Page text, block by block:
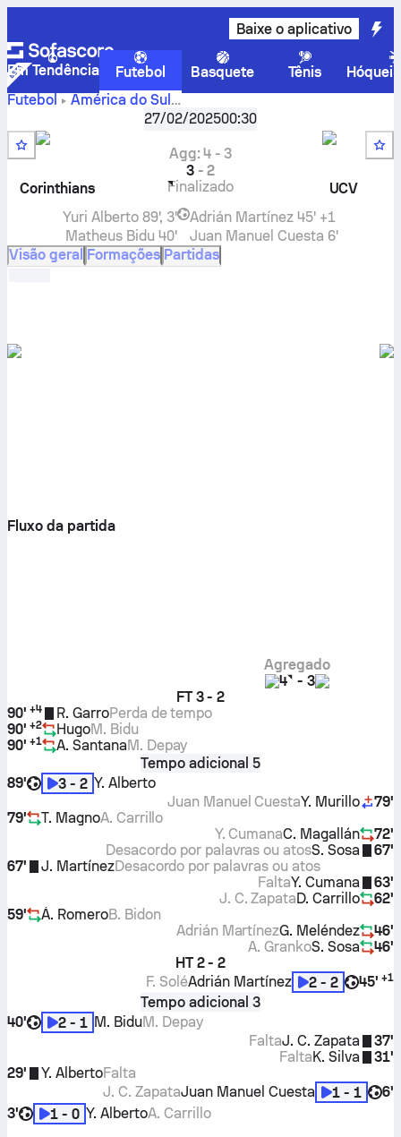
Baixe o aplicativo
Em Tendência Futebol Basquete Tênis
Hóquei
Futebol
América do Sul
CONMEBOL Libertadores, Qualificação
Corinthians
placar ao vivo,
resultados H2H, classificações e previsões
27/02/202500:30
Corinthians
Agg:4 - 3
3-2
Finalizado
UCV
Yuri Alberto 89', 3'
Matheus Bidu 40'
Adrián Martínez 45' +1
Juan Manuel Cuesta 6'
Visão geral Formações Partidas
Fluxo da partida
Agregado
4 - 3
FT 3 - 2
90' +4 R. GarroPerda de tempo
90' +2 HugoM. Bidu
90' +1 A. SantanaM. Depay
Tempo adicional 5
89'
3 - 2 Y. Alberto
79'
Y. Murillo
Juan Manuel Cuesta
79'
T. MagnoA. Carrillo
72'
C. Magallán
Y. Cumana
67'
S. Sosa
Desacordo por palavras ou atos
67'
J. MartínezDesacordo por palavras ou atos
63'
Y. Cumana
Falta
62'
D. Carrillo
J. C. Zapata
59'
Á. RomeroB. Bidon
46'
G. Meléndez
Adrián Martínez
46'
S. Sosa
A. Granko
HT 2 - 2
45' +1
2 - 2
Adrián Martínez
F. Solé
Tempo adicional 3
40'
2 - 1 M. BiduM. Depay
37'
J. C. Zapata
Falta
31'
K. Silva
Falta
29'
Y. AlbertoFalta
6'
1 - 1
Juan Manuel Cuesta
J. C. Zapata
3'
1 - 0 Y. AlbertoA. Carrillo